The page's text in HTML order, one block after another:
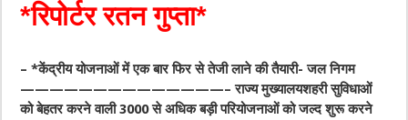
*रिपोर्टर रतन गुप्ता*
– *केंद्रीय योजनाओं में एक बार फिर से तेजी लाने की तैयारी- जल निगम
——————————————– राज्य मुख्यालयशहरी सुविधाओं
को बेहतर करने वाली 3000 से अधिक बड़ी परियोजनाओं को जल्द शुरू करने